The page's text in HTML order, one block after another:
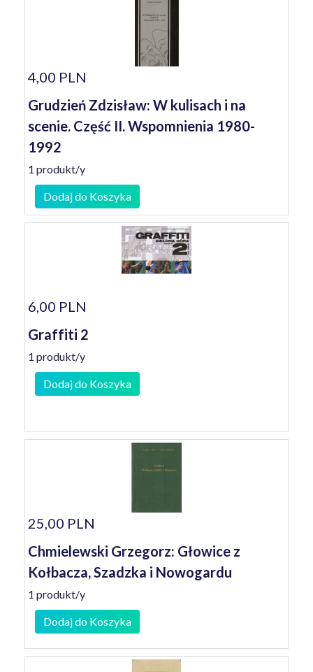
4,00 PLN
Grudzień Zdzisław: W kulisach i na
scenie. Część II. Wspomnienia 1980-
1992
1 produkt/y
Dodaj do Koszyka
6,00 PLN
Graffiti 2
1 produkt/y
Dodaj do Koszyka
25,00 PLN
Chmielewski Grzegorz: Głowice z
Kołbacza, Szadzka i Nowogardu
1 produkt/y
Dodaj do Koszyka